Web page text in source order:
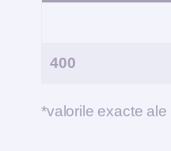
400
*valorile exacte